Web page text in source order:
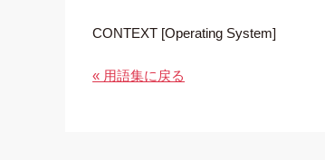
CONTEXT [Operating System]
« 用語集に戻る